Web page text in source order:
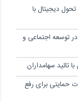
دیجیتال با
توسعه اجتماعی و
حمایتی برای رفع